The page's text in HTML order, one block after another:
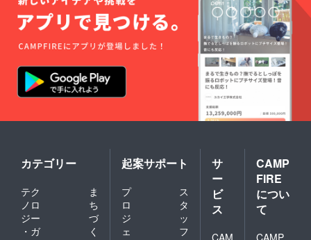
カテゴリー
テク
ノロ
ジー
・ガ
ま
ち
づ
く
起案サポート
プ
ロ
ジ
ェ
ス
タ
ッ
フ
サ
ー
ビ
ス
CAMP
FIRE
につい
て